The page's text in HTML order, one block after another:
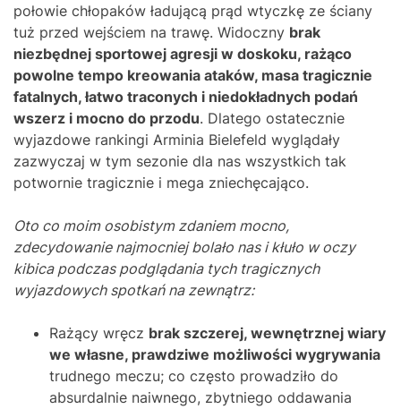
połowie chłopaków ładującą prąd wtyczkę ze ściany
tuż przed wejściem na trawę. Widoczny brak
niezbędnej sportowej agresji w doskoku, rażąco
powolne tempo kreowania ataków, masa tragicznie
fatalnych, łatwo traconych i niedokładnych podań
wszerz i mocno do przodu. Dlatego ostatecznie
wyjazdowe rankingi Arminia Bielefeld wyglądały
zazwyczaj w tym sezonie dla nas wszystkich tak
potwornie tragicznie i mega zniechęcająco.
Oto co moim osobistym zdaniem mocno,
zdecydowanie najmocniej bolało nas i kłuło w oczy
kibica podczas podglądania tych tragicznych
wyjazdowych spotkań na zewnątrz:
Rażący wręcz brak szczerej, wewnętrznej wiary
we własne, prawdziwe możliwości wygrywania
trudnego meczu; co często prowadziło do
absurdalnie naiwnego, zbytniego oddawania